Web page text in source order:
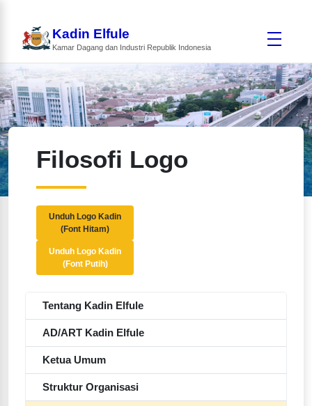
Kadin Elfule
Kamar Dagang dan Industri Republik Indonesia
Filosofi Logo
Unduh Logo Kadin
(Font Hitam)
Unduh Logo Kadin
(Font Putih)
Tentang Kadin Elfule
AD/ART Kadin Elfule
Ketua Umum
Struktur Organisasi